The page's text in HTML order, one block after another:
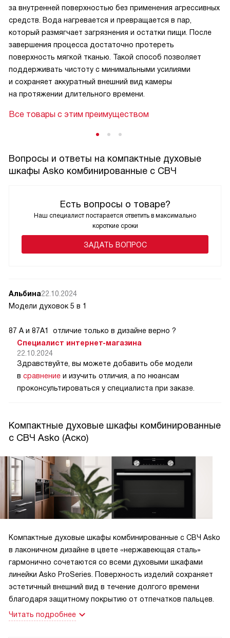
за внутренней поверхностью без применения агрессивных
средств. Вода нагревается и превращается в пар,
который размягчает загрязнения и остатки пищи. После
завершения процесса достаточно протереть
поверхность мягкой тканью. Такой способ позволяет
поддерживать чистоту с минимальными усилиями
и сохраняет аккуратный внешний вид камеры
на протяжении длительного времени.
Все товары с этим преимуществом
Вопросы и ответы на компактные духовые
шкафы Asko комбинированные с СВЧ
Есть вопросы о товаре?
Наш специалист постарается ответить в максимально
короткие сроки
ЗАДАТЬ ВОПРОС
Альбина22.10.2024
Модели духовок 5 в 1
87 А и 87А1 отличие только в дизайне верно ?
Специалист интернет-магазина
22.10.2024
Здравствуйте, вы можете добавить обе модели
в сравнение и изучить отличия, а по нюансам
проконсультироваться у специалиста при заказе.
Компактные духовые шкафы комбинированные
с СВЧ Asko (Аско)
Компактные духовые шкафы комбинированные с СВЧ Asko
в лаконичном дизайне в цвете «нержавеющая сталь»
гармонично сочетаются со всеми духовыми шкафами
линейки Asko ProSeries. Поверхность изделий сохраняет
эстетичный внешний вид в течение долгого времени
благодаря защитному покрытию от отпечатков пальцев.
Читать подробнее